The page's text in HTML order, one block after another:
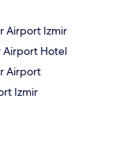
Airport Izmir
Airport Hotel
Airport
Izmir